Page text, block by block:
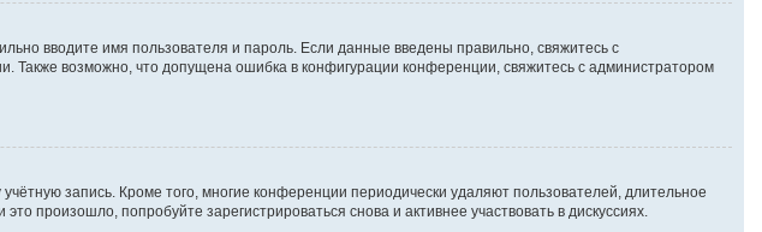
вводите имя пользователя и пароль. Если данные введены правильно, свяжитесь с
Также возможно, что допущена ошибка в конфигурации конференции, свяжитесь с администратором
запись. Кроме того, многие конференции периодически удаляют пользователей, длительное
попробуйте зарегистрироваться снова и активнее участвовать в дискуссиях.